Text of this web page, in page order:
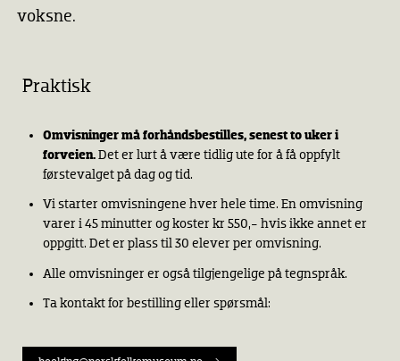
voksne.
Praktisk
Omvisninger må forhåndsbestilles, senest to uker i
forveien. Det er lurt å være tidlig ute for å få oppfylt
førstevalget på dag og tid.
Vi starter omvisningene hver hele time. En omvisning
varer i 45 minutter og koster kr 550,- hvis ikke annet er
oppgitt. Det er plass til 30 elever per omvisning.
Alle omvisninger er også tilgjengelige på tegnspråk.
Ta kontakt for bestilling eller spørsmål: